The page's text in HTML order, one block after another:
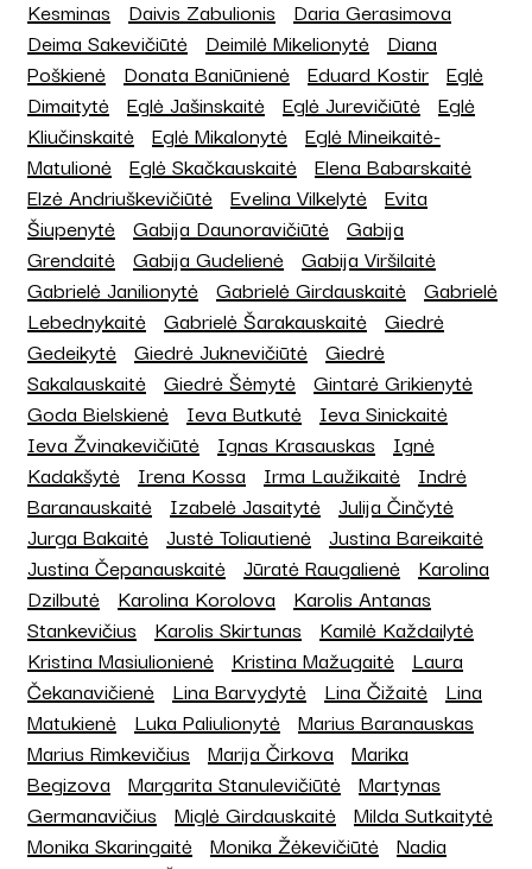
Kesminas Daivis Zabulionis
Daria Gerasimova
Deima Sakevičiūtė Deimilė Mikelionytė Diana
Poškienė Donata Baniūnienė Eduard Kostir Eglė
Dimaitytė Eglė Jašinskaitė Eglė Jurevičiūtė Eglė
Kliučinskaitė Eglė Mikalonytė Eglė Mineikaitė-
Matulionė Eglė Skačkauskaitė Elena Babarskaitė
Elzė Andriuškevičiūtė Evelina Vilkelytė Evita
Šiupenytė Gabija Daunoravičiūtė Gabija
Grendaitė Gabija Gudelienė Gabija Viršilaitė
Gabrielė Janilionytė Gabrielė Girdauskaitė Gabrielė
Lebednykaitė Gabrielė Šarakauskaitė Giedrė
Gedeikytė Giedrė Juknevičiūtė Giedrė
Sakalauskaitė Giedrė Šėmytė Gintarė Grikienytė
Goda Bielskienė Ieva Butkutė Ieva Sinickaitė
Ieva Žvinakevičiūtė Ignas Krasauskas
Ignė
Kadakšytė Irena Kossa Irma Laužikaitė Indrė
Baranauskaitė Izabelė Jasaitytė Julija Činčytė
Jurga Bakaitė Justė Toliautienė Justina Bareikaitė
Justina Čepanauskaitė Jūratė Raugalienė Karolina
Dzilbutė Karolina Korolova
Karolis Antanas
Stankevičius
Karolis Skirtunas
Kamilė Každailytė
Kristina Masiulionienė Kristina Mažugaitė Laura
Čekanavičienė Lina Barvydytė Lina Čižaitė Lina
Matukienė Luka Paliulionytė Marius Baranauskas
Marius Rimkevičius Marija Čirkova Marika
Begizova Margarita Stanulevičiūtė Martynas
Germanavičius Miglė Girdauskaitė Milda Sutkaitytė
Monika Skaringaitė Monika Žėkevičiūtė Nadia